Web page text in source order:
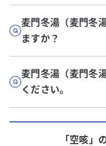
麦門冬湯（麦門冬
ますか？
麦門冬湯（麦門冬
ください。
「空咳」